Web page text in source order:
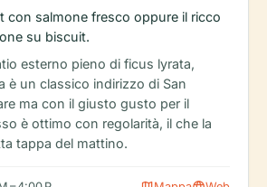
con salmone fresco oppure il ricco
su biscuit.
esterno pieno di ficus lyrata,
è un classico indirizzo di San
ma con il giusto gusto per il
è ottimo con regolarità, il che la
tappa del mattino.